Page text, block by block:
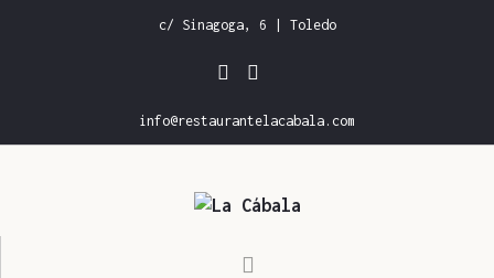
c/ Sinagoga, 6 | Toledo
info@restaurantelacabala.com